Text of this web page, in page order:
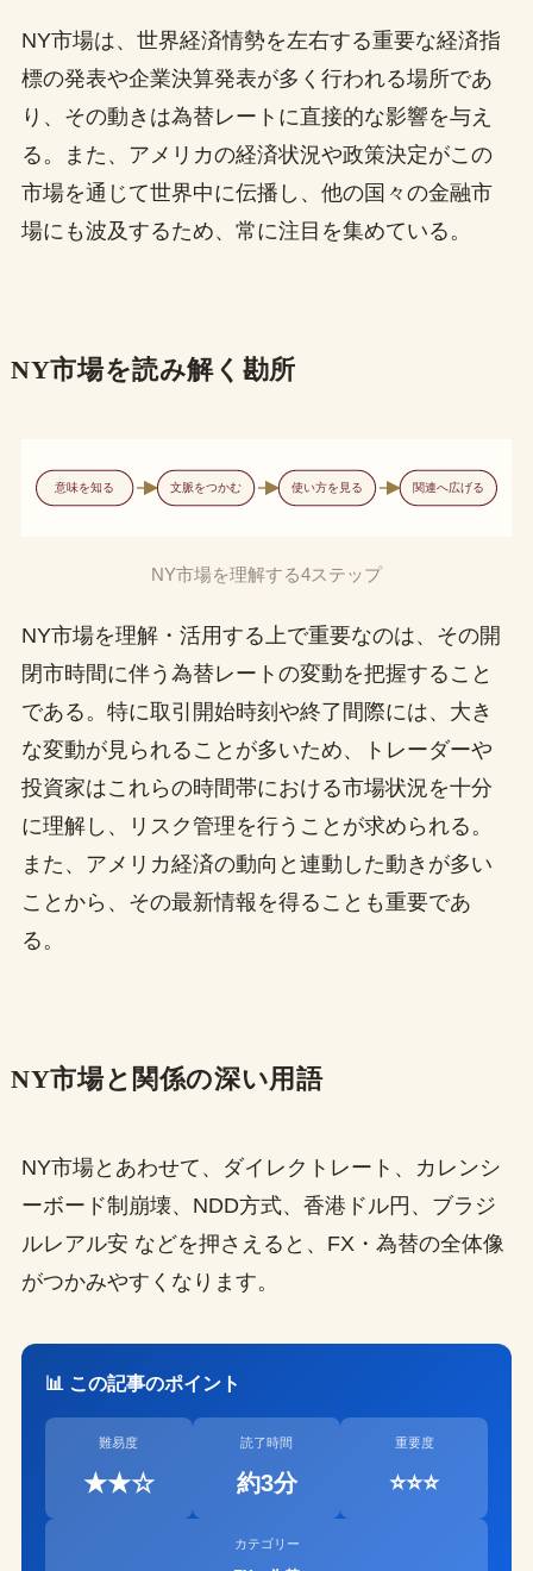
NY市場は、世界経済情勢を左右する重要な経済指
標の発表や企業決算発表が多く行われる場所であ
り、その動きは為替レートに直接的な影響を与え
る。また、アメリカの経済状況や政策決定がこの
市場を通じて世界中に伝播し、他の国々の金融市
場にも波及するため、常に注目を集めている。
NY市場を読み解く勘所
意味を知る 文脈をつかむ 使い方を見る 関連へ広げる
NY市場を理解する4ステップ
NY市場を理解・活用する上で重要なのは、その開
閉市時間に伴う為替レートの変動を把握すること
である。特に取引開始時刻や終了間際には、大き
な変動が見られることが多いため、トレーダーや
投資家はこれらの時間帯における市場状況を十分
に理解し、リスク管理を行うことが求められる。
また、アメリカ経済の動向と連動した動きが多い
ことから、その最新情報を得ることも重要であ
る。
NY市場と関係の深い用語
NY市場とあわせて、ダイレクトレート、カレンシ
ーボード制崩壊、NDD方式、香港ドル円、ブラジ
ルレアル安 などを押さえると、FX・為替の全体像
がつかみやすくなります。
📊 この記事のポイント
難易度
★★☆
読了時間
約3分
重要度
⭐⭐⭐
カテゴリー